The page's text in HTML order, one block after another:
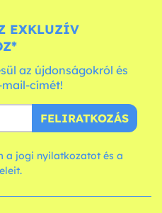
EXKLUZÍV
az újdonságokról és
címét!
FELIRATKOZÁS
a jogi nyilatkozatot és a